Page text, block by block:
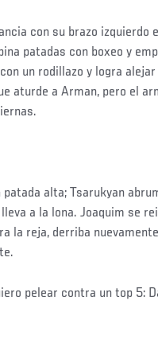
con su brazo izquierdo
patadas con boxeo y
un rodillazo y logra
aturde a Arman, pero el
alta; Tsarukyan
a la lona. Joaquim se
la reja, derriba
pelear contra un top 5: